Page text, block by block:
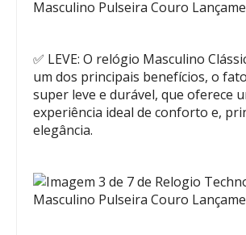
✅ LEVE: O relógio Masculino
um dos principais benefícios, o
super leve e durável, que oferece
experiência ideal de conforto e,
elegância.